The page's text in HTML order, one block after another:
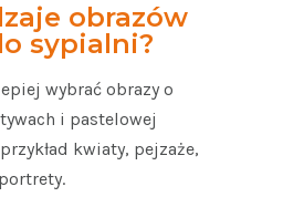
obrazów
sypialni?
wybrać obrazy o
i pastelowej
kwiaty, pejzaże,